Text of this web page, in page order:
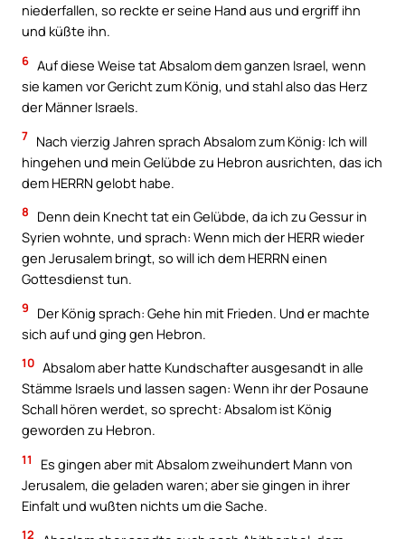
niederfallen, so reckte er seine Hand aus und ergriff ihn
und küßte ihn.
6 Auf diese Weise tat Absalom dem ganzen Israel, wenn
sie kamen vor Gericht zum König, und stahl also das Herz
der Männer Israels.
7 Nach vierzig Jahren sprach Absalom zum König: Ich will
hingehen und mein Gelübde zu Hebron ausrichten, das ich
dem HERRN gelobt habe.
8
Denn dein Knecht tat ein Gelübde, da ich zu Gessur in
Syrien wohnte, und sprach: Wenn mich der HERR wieder
gen Jerusalem bringt, so will ich dem HERRN einen
Gottesdienst tun.
9
Der König sprach: Gehe hin mit Frieden. Und er machte
sich auf und ging gen Hebron.
10 Absalom aber hatte Kundschafter ausgesandt in alle
Stämme Israels und lassen sagen: Wenn ihr der Posaune
Schall hören werdet, so sprecht: Absalom ist König
geworden zu Hebron.
11
Es gingen aber mit Absalom zweihundert Mann von
Jerusalem, die geladen waren; aber sie gingen in ihrer
Einfalt und wußten nichts um die Sache.
12